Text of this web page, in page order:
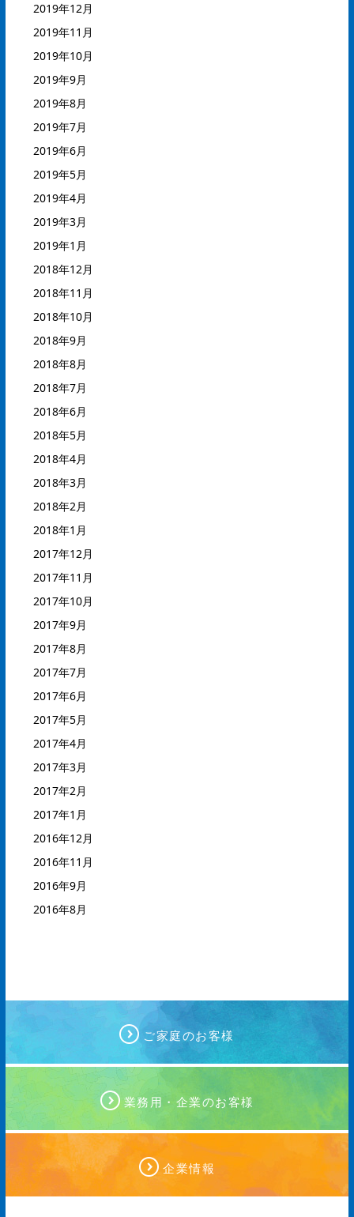
2019年12月
2019年11月
2019年10月
2019年9月
2019年8月
2019年7月
2019年6月
2019年5月
2019年4月
2019年3月
2019年1月
2018年12月
2018年11月
2018年10月
2018年9月
2018年8月
2018年7月
2018年6月
2018年5月
2018年4月
2018年3月
2018年2月
2018年1月
2017年12月
2017年11月
2017年10月
2017年9月
2017年8月
2017年7月
2017年6月
2017年5月
2017年4月
2017年3月
2017年2月
2017年1月
2016年12月
2016年11月
2016年9月
2016年8月
ご家庭のお客様
業務用・企業のお客様
企業情報